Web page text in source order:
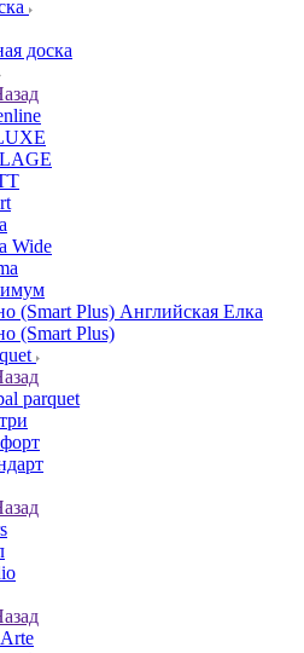
доска
Wide
(Smart Plus) Английская Елка
(Smart Plus)
parquet